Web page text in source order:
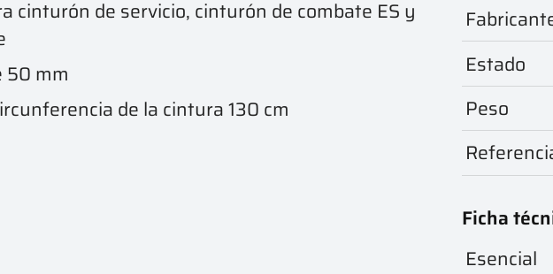
cinturón de servicio, cinturón de combate ES y
50 mm
de la cintura 130 cm
Estado
Peso
Ficha
Esencial